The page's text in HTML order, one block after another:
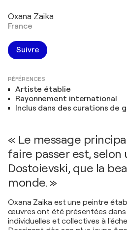
Oxana Zaika
France
Suivre
RÉFÉRENCES
Artiste établie
Rayonnement international
Inclus dans des curations de
« Le message
faire passer est,
Dostoievski, que la
monde. »
Oxana Zaika est une peintre
œuvres ont été présentées dans
individuelles et collectives à